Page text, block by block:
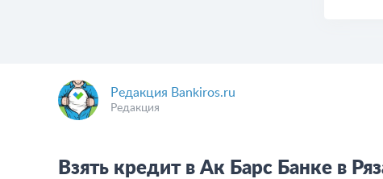
Редакция Bankiros.ru
Редакция
Взять кредит в Ак Барс Банке в